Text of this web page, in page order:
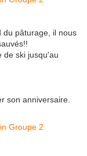
du pâturage, il nous
de ski jusqu'au
son anniversaire.